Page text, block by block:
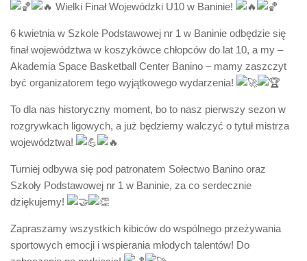
Wielki Finał Wojewódzki U10 w Baninie!
6 kwietnia w Szkole Podstawowej nr 1 w Baninie odbędzie się
finał województwa w koszykówce chłopców do lat 10, a my –
Akademia Space Basketball Center Banino – mamy zaszczyt
być organizatorem tego wyjątkowego wydarzenia!
To dla nas historyczny moment, bo to nasz pierwszy sezon w
rozgrywkach ligowych, a już będziemy walczyć o tytuł mistrza
województwa!
Turniej odbywa się pod patronatem Sołectwo Banino oraz
Szkoły Podstawowej nr 1 w Baninie, za co serdecznie
dziękujemy!
Zapraszamy wszystkich kibiców do wspólnego przeżywania
sportowych emocji i wspierania młodych talentów! Do